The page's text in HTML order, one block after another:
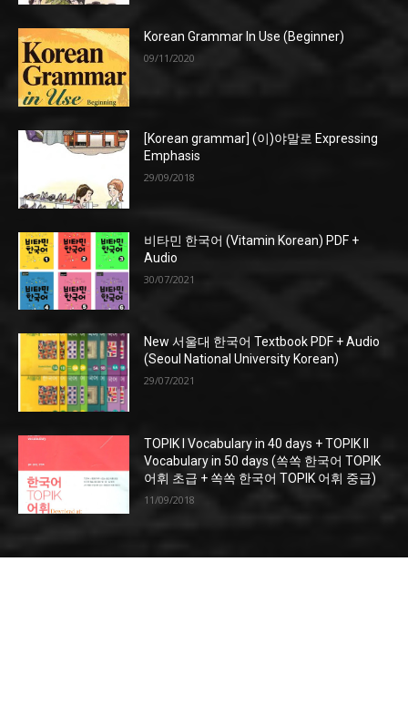
Korean Grammar In Use (Beginner)
09/11/2020
[Korean grammar] (이)야말로 Expressing
Emphasis
29/09/2018
비타민 한국어 (Vitamin Korean) PDF +
Audio
30/07/2021
New 서울대 한국어 Textbook PDF + Audio
(Seoul National University Korean)
29/07/2021
TOPIK I Vocabulary in 40 days + TOPIK II
Vocabulary in 50 days (쏙쏙 한국어 TOPIK
어휘 초급 + 쏙쏙 한국어 TOPIK 어휘 중급)
11/09/2018